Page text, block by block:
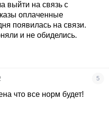
выйти на связь с
оплаченные
появилась на связи.
и не обиделись.
5
что все норм будет!